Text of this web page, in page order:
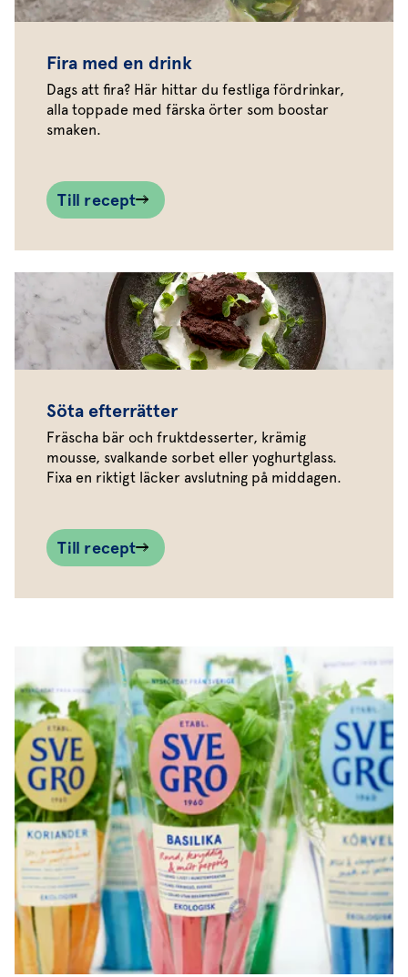
Fira med en drink
Dags att fira? Här hittar du festliga fördrinkar,
alla toppade med färska örter som boostar
smaken.
Till recept
Söta efterrätter
Fräscha bär och fruktdesserter, krämig
mousse, svalkande sorbet eller yoghurtglass.
Fixa en riktigt läcker avslutning på middagen.
Till recept